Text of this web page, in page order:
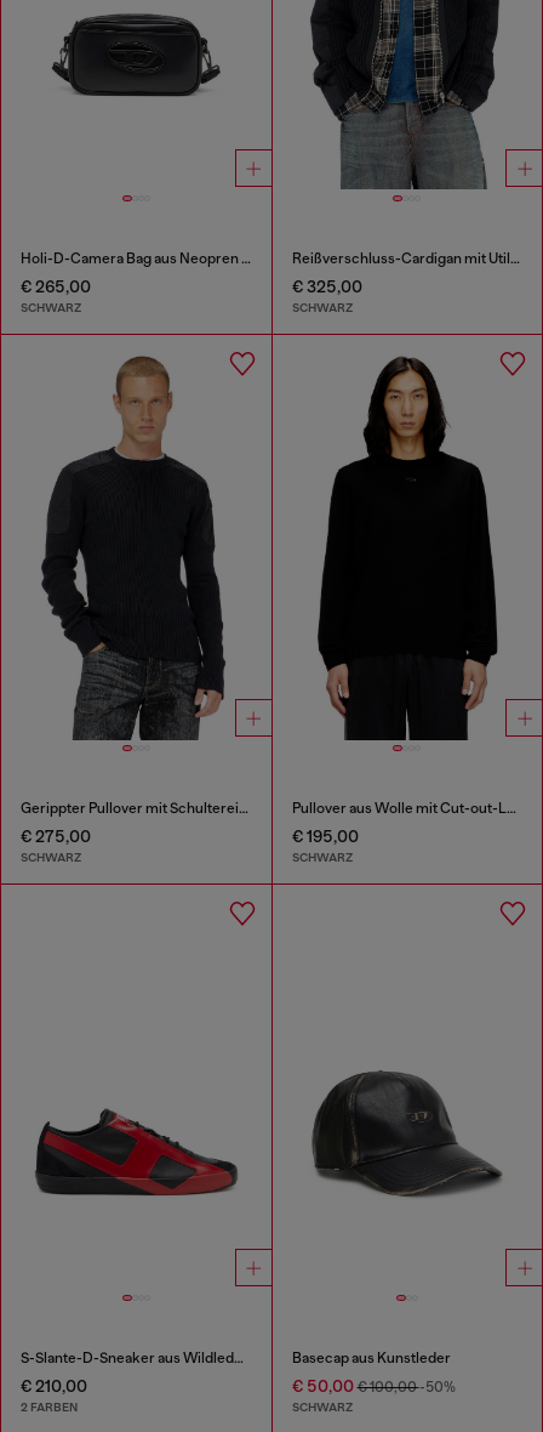
Holi-D-Camera Bag aus Neopren und PU
€ 265,00
SCHWARZ
Reißverschluss-Cardigan mit Utility-Einsätzen
€ 325,00
SCHWARZ
Gerippter Pullover mit Schultereinsätzen
€ 275,00
SCHWARZ
Pullover aus Wolle mit Cut-out-Logo
€ 195,00
SCHWARZ
S-Slante-D-Sneaker aus Wildleder und Leder mit D-Logo
€ 210,00
2 FARBEN
Basecap aus Kunstleder
€ 50,00€ 100,00-50%
SCHWARZ